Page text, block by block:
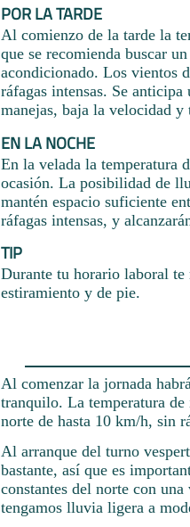
POR LA TARDE
Al comienzo de la tarde la
que se recomienda buscar
acondicionado. Los vientos
ráfagas intensas. Se
manejas, baja la velocidad
EN LA NOCHE
En la velada la temperatura
ocasión. La posibilidad de
mantén espacio suficiente
ráfagas intensas, y
TIP
Durante tu horario laboral te
estiramiento y de pie.
Al comenzar la jornada
tranquilo. La temperatura de
norte de hasta 10 km/h, sin
Al arranque del turno
bastante, así que es
constantes del norte con
tengamos lluvia ligera a